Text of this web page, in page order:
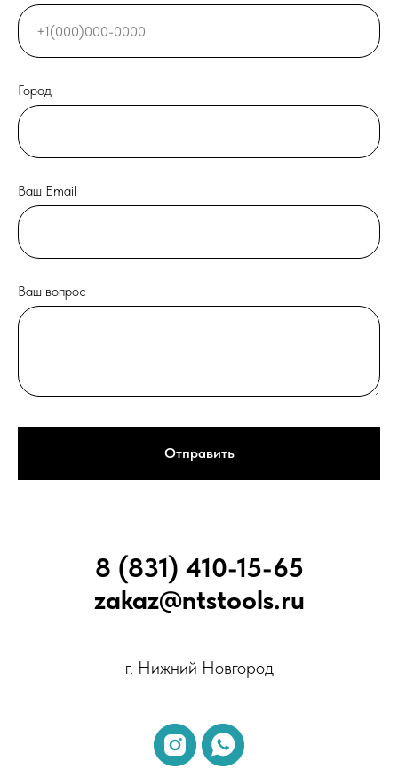
Город
Ваш Email
Ваш вопрос
Отправить
8 (831) 410-15-65
zakaz@ntstools.ru
г. Нижний Новгород